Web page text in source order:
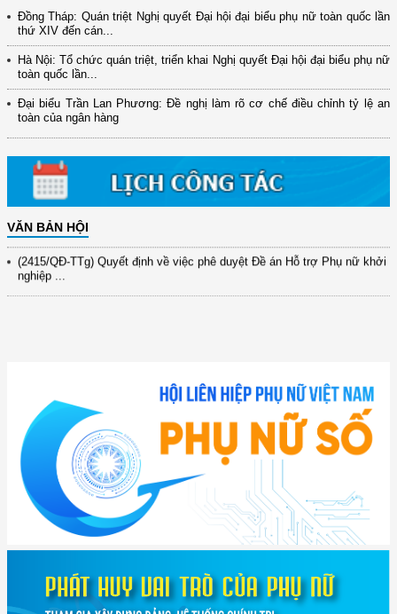
Đồng Tháp: Quán triệt Nghị quyết Đại hội đại biểu phụ nữ toàn quốc lần
thứ XIV đến cán...
Hà Nội: Tổ chức quán triệt, triển khai Nghị quyết Đại hội đại biểu phụ nữ
toàn quốc lần...
Đại biểu Trần Lan Phương: Đề nghị làm rõ cơ chế điều chỉnh tỷ lệ an
toàn của ngân hàng
VĂN BẢN HỘI
(12/TB-HĐKH) V/v đăng ký, đề xuất nhiệm vụ Khoa học, công nghệ và
đổi mới ...
(898/KH/ĐCT) Kế hoạch thực hiện Quyết định số 2415/QĐ-TTg ngày
(417/QĐ-BNNMT) Quyết định phê duyệt Chương trình mục tiêu quốc gia
xây dựng ...
(891/KH-ĐCT) Kế hoạch thực hiện Nghị quyết số 72-NQ/TW ngày
9/9/2025 của Bộ ...
(2415/QĐ-TTg) Quyết định về việc phê duyệt Đề án Hỗ trợ Phụ nữ khởi
nghiệp ...